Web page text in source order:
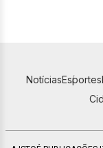
NotíciasEsportes